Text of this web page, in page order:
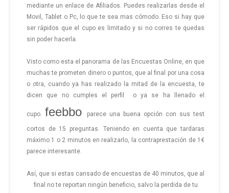
mediante un enlace de Afiliados. Puedes realizarlas desde el
Movil, Tablet o Pc, lo que te sea mas cómodo. Eso si hay que
ser rápidos que el cupo es limitado y si no corres te quedas
sin poder hacerla.
Visto como esta el panorama de las Encuestas Online, en que
muchas te prometen dinero o puntos, que al final por una cosa
o otra, cuando ya has realizado la mitad de la encuesta, te
dicen que no cumples el perfil o ya se ha llenado el
cupo. feebbo parece una buena opción con sus test
cortos de 15 preguntas. Teniendo en cuenta que tardaras
máximo 1 o 2 minutos en realizarlo, la contraprestación de 1€
parece interesante.
Así, que si estas cansado de encuestas de 40 minutos, que al
final no te reportan ningún beneficio, salvo la perdida de tu